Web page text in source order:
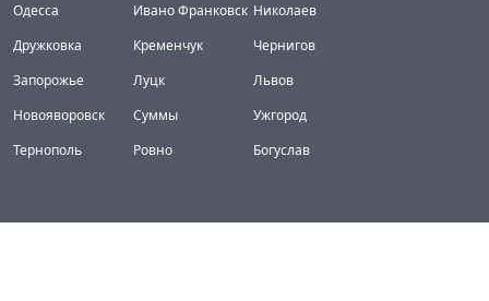
Одесса
Дружковка
Запорожье
Новояворовск
Тернополь
Ивано Франковск
Кременчук
Луцк
Суммы
Ровно
Николаев
Чернигов
Львов
Ужгород
Богуслав